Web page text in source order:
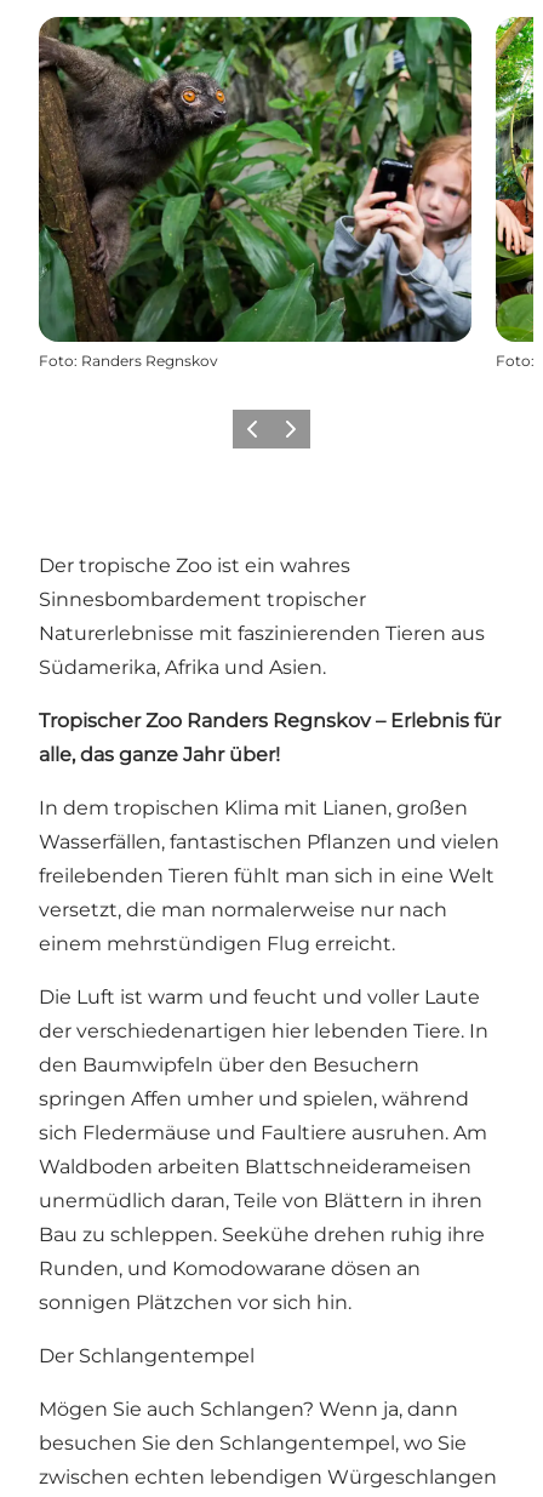
Foto: Randers Regnskov Foto:
ZurückWeiter
Der tropische Zoo ist ein wahres
Sinnesbombardement tropischer
Naturerlebnisse mit faszinierenden Tieren aus
Südamerika, Afrika und Asien.
Tropischer Zoo Randers Regnskov – Erlebnis für
alle, das ganze Jahr über!
In dem tropischen Klima mit Lianen, großen
Wasserfällen, fantastischen Pflanzen und vielen
freilebenden Tieren fühlt man sich in eine Welt
versetzt, die man normalerweise nur nach
einem mehrstündigen Flug erreicht.
Die Luft ist warm und feucht und voller Laute
der verschiedenartigen hier lebenden Tiere. In
den Baumwipfeln über den Besuchern
springen Affen umher und spielen, während
sich Fledermäuse und Faultiere ausruhen. Am
Waldboden arbeiten Blattschneiderameisen
unermüdlich daran, Teile von Blättern in ihren
Bau zu schleppen. Seekühe drehen ruhig ihre
Runden, und Komodowarane dösen an
sonnigen Plätzchen vor sich hin.
Der Schlangentempel
Mögen Sie auch Schlangen? Wenn ja, dann
besuchen Sie den Schlangentempel, wo Sie
zwischen echten lebendigen Würgeschlangen